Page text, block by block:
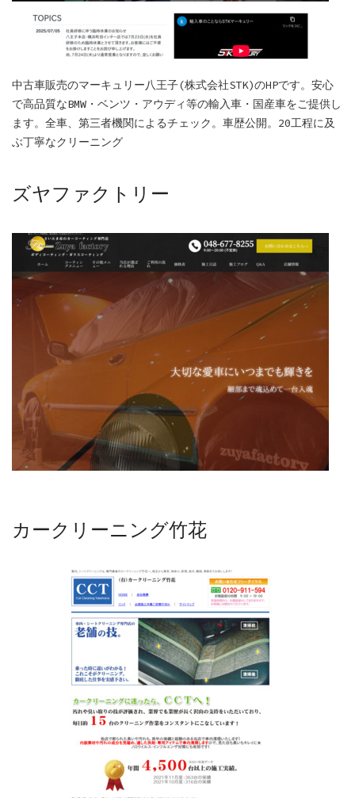
中古車販売のマーキュリー八王子(株式会社STK)のHPです。安心
で高品質なBMW・ベンツ・アウディ等の輸入車・国産車をご提供し
ます。全車、第三者機関によるチェック。車歴公開。20工程に及
ぶ丁寧なクリーニング
ズヤファクトリー
カークリーニング竹花